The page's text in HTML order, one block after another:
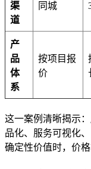
渠
道
同城
产
品
体
系
按项目报
价
这一案例清晰揭示：
品化、服务可视化
确定性价值时，价